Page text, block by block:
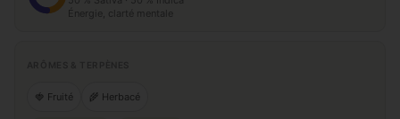
Énergie, clarté mentale
🍓 Fruité 🌾 Herbacé